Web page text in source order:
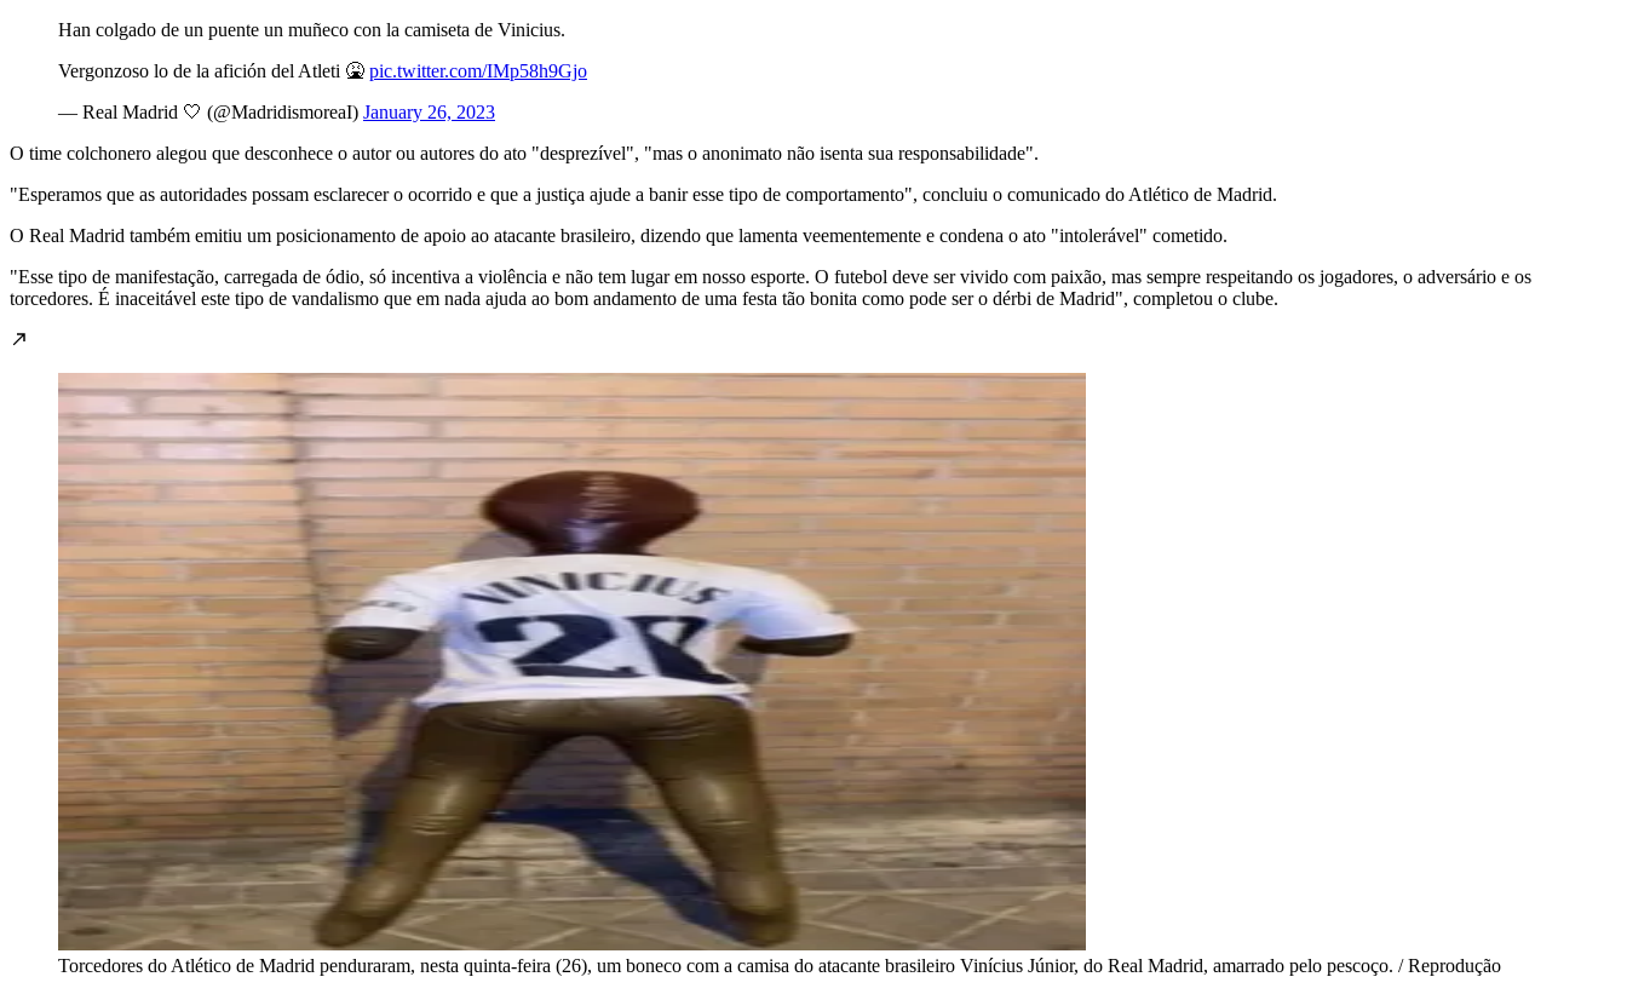
Han colgado de un puente un muñeco con la camiseta de Vinicius.
Vergonzoso lo de la afición del Atleti 🤮 pic.twitter.com/IMp58h9Gjo
— Real Madrid 🤍 (@MadridismoreaI) January 26, 2023
O time colchonero alegou que desconhece o autor ou autores do ato "desprezível", "mas o anonimato não isenta sua responsabilidade".
"Esperamos que as autoridades possam esclarecer o ocorrido e que a justiça ajude a banir esse tipo de comportamento", concluiu o comunicado do Atlético de Madrid.
O Real Madrid também emitiu um posicionamento de apoio ao atacante brasileiro, dizendo que lamenta veementemente e condena o ato "intolerável" cometido.
"Esse tipo de manifestação, carregada de ódio, só incentiva a violência e não tem lugar em nosso esporte. O futebol deve ser vivido com paixão, mas sempre respeitando os jogadores, o adversário e os
torcedores. É inaceitável este tipo de vandalismo que em nada ajuda ao bom andamento de uma festa tão bonita como pode ser o dérbi de Madrid", completou o clube.
Torcedores do Atlético de Madrid penduraram, nesta quinta-feira (26), um boneco com a camisa do atacante brasileiro Vinícius Júnior, do Real Madrid, amarrado pelo pescoço. / Reprodução